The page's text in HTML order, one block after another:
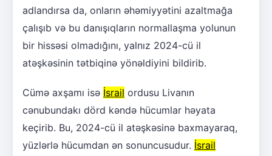
adlandırsa da, onların əhəmiyyətini azaltmağa
çalışıb və bu danışıqların normallaşma yolunun
bir hissəsi olmadığını, yalnız 2024-cü il
atəşkəsinin tətbiqinə yönəldiyini bildirib.
Cümə axşamı isə İsrail ordusu Livanın
cənubundakı dörd kəndə hücumlar həyata
keçirib. Bu, 2024-cü il atəşkəsinə baxmayaraq,
yüzlərlə hücumdan ən sonuncusudur. İsrail